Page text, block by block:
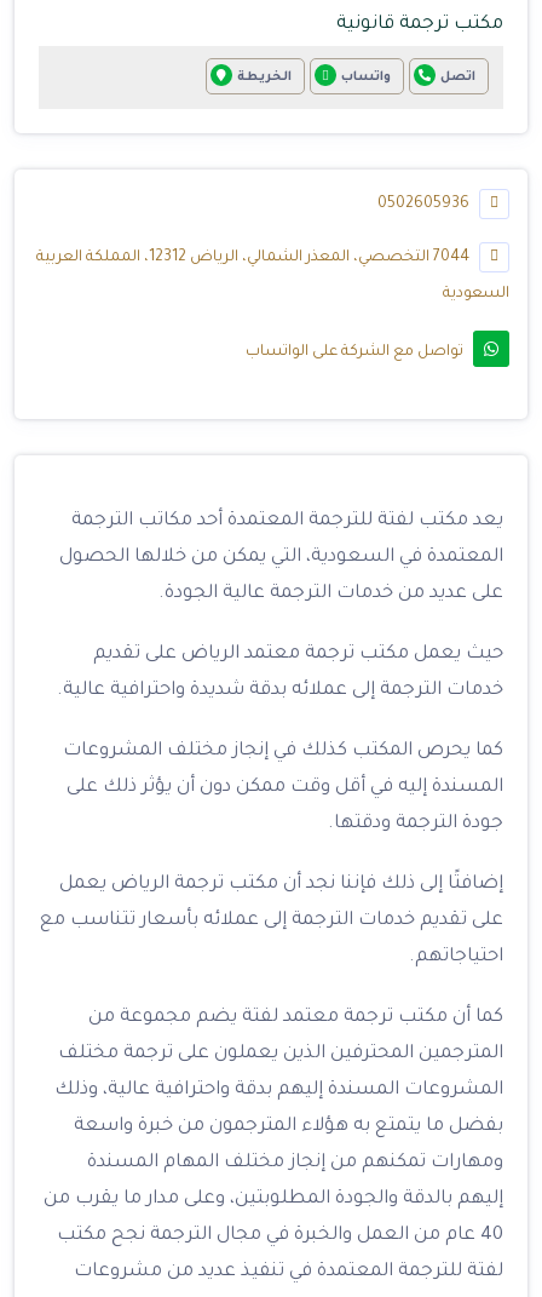
مكتب ترجمة قانونية
اتصل واتساب الخريطة
7044 التخصصي، المعذر الشمالي، الرياض 12312، المملكة العربية
السعودية
تواصل مع الشركة على الواتساب
يعد مكتب لفتة للترجمة المعتمدة أحد مكاتب الترجمة
المعتمدة في السعودية، التي يمكن من خلالها الحصول
على عديد من خدمات الترجمة عالية الجودة.
حيث يعمل مكتب ترجمة معتمد الرياض على تقديم
خدمات الترجمة إلى عملائه بدقة شديدة واحترافية عالية.
كما يحرص المكتب كذلك في إنجاز مختلف المشروعات
المسندة إليه في أقل وقت ممكن دون أن يؤثر ذلك على
جودة الترجمة ودقتها.
إضافتًا إلى ذلك فإننا نجد أن مكتب ترجمة الرياض يعمل
على تقديم خدمات الترجمة إلى عملائه بأسعار تتناسب مع
احتياجاتهم.
كما أن مكتب ترجمة معتمد لفتة يضم مجموعة من
المترجمين المحترفين الذين يعملون على ترجمة مختلف
المشروعات المسندة إليهم بدقة واحترافية عالية، وذلك
بفضل ما يتمتع به هؤلاء المترجمون من خبرة واسعة
ومهارات تمكنهم من إنجاز مختلف المهام المسندة
إليهم بالدقة والجودة المطلوبتين، وعلى مدار ما يقرب من
40 عام من العمل والخبرة في مجال الترجمة نجح مكتب
لفتة للترجمة المعتمدة في تنفيذ عديد من مشروعات